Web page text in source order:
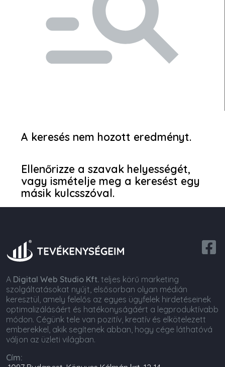
A keresés nem hozott eredményt.
Ellenőrizze a szavak helyességét,
vagy ismételje meg a keresést egy
másik kulcsszóval.
A Digital Web Studio Kft. teljes körű marketing
szolgáltatásokat nyújt, elsősorban olyan médián
keresztül, amely felelős az egyes ügyfelek hirdetéseinek
optimalizálásáért és hatékonyságáért a legproduktívabb
módon. Cégünk tele van pozitív, kreatív és elkötelezett
emberekkel, akik segítenek abban, hogy cége láthatóvá
váljon az üzleti világban.
Cím: